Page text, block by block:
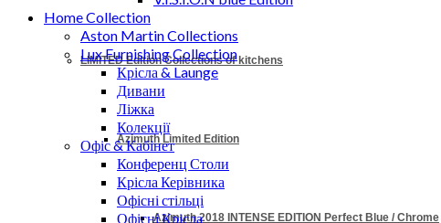
LIMITED Edition Collections of kitchens
Azimuth Limited Edition
Azimuth 2018 INTENSE EDITION Perfect Blue / Chrome
Home Collection
Aston Martin Collections
Lux Furnishing Collection
Крісла & Launge
Дивани
Ліжка
Колекції
Офіс & Кабінет
Конференц Столи
Крісла Керівника
Офісні стільці
Офісні Крісла